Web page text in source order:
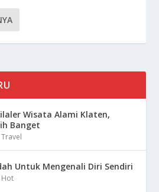
Wisata Alami Klaten,
Banget
Travel
Untuk Mengenali Diri Sendiri
Hot